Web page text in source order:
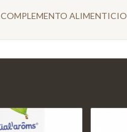
COMPLEMENTO ALIMENTICIO